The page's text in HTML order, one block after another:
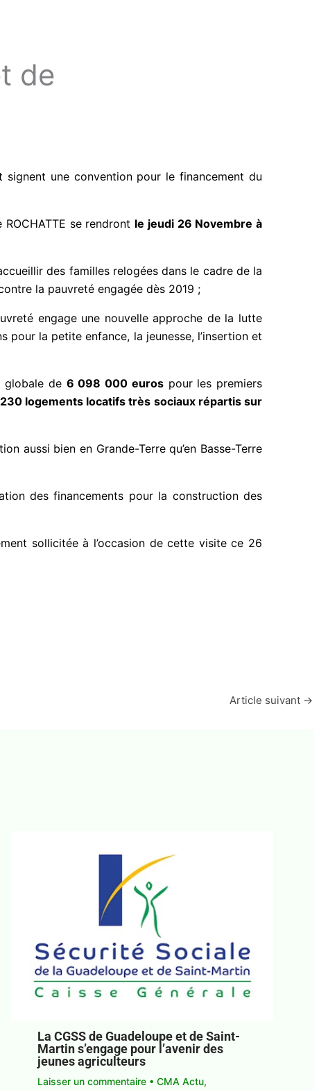
de
une convention pour le financement du
se rendront le jeudi 26 Novembre à
des familles relogées dans le cadre de la
la pauvreté engagée dès 2019 ;
engage une nouvelle approche de la lutte
la petite enfance, la jeunesse, l’insertion et
globale de 6 098 000 eurospour les premiers
230 logements locatifs très sociaux répartis sur
aussi bien en Grande-Terre qu’en Basse-Terre
des financements pour la construction des
sollicitée à l’occasion de cette visite ce 26
Article suivant →
La CGSS de Guadeloupe et de Saint-
Martin s’engage pour l’avenir des
jeunes agriculteurs
Laisser un commentaire • CMA Actu,